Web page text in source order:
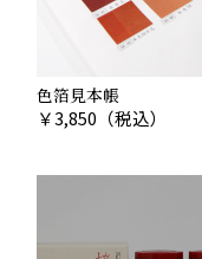
色箔見本帳
￥3,850 （税込）